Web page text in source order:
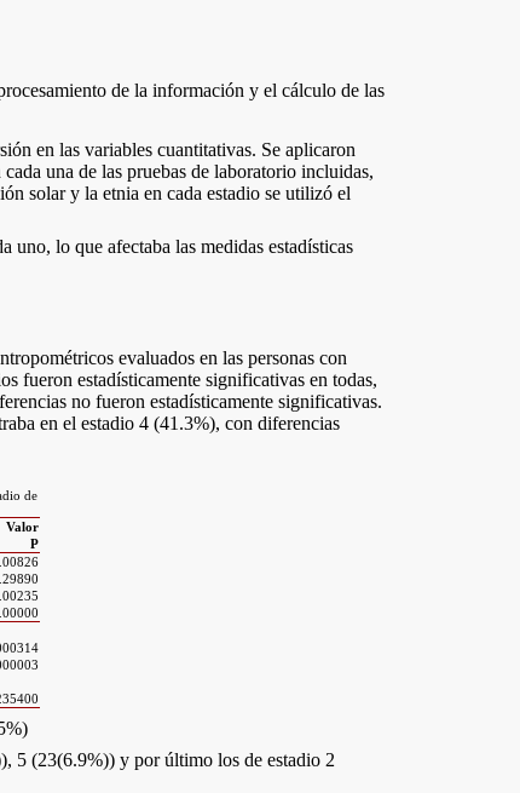
de la información y el cálculo de las
en las variables cuantitativas. Se aplicaron
una de las pruebas de laboratorio incluidas,
solar y la etnia en cada estadio se utilizó el
uno, lo que afectaba las medidas estadísticas
evaluados en las personas con
fueron estadísticamente significativas en todas,
no fueron estadísticamente significativas.
en el estadio 4 (41.3%), con diferencias
de
Valor
P
5 (23(6.9%)) y por último los de estadio 2